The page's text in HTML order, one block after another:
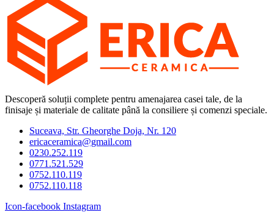
Descoperă soluții complete pentru amenajarea casei tale, de la
finisaje și materiale de calitate până la consiliere și comenzi speciale.
Suceava, Str. Gheorghe Doja, Nr. 120
ericaceramica@gmail.com
0230.252.119
0771.521.529
0752.110.119
0752.110.118
Icon-facebook Instagram